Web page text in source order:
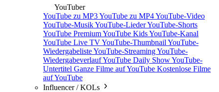
YouTuber
YouTube zu MP3YouTube zu MP4YouTube-Video
YouTube-MusikYouTube-LiederYouTube-Shorts
YouTube PremiumYouTube KidsYouTube-Kanal
YouTube Live TVYouTube-Thumbnail YouTube-
WiedergabelisteYouTube-StreamingYouTube-
WiedergabeverlaufYouTube Daily ShowYouTube-
Untertitel Ganze Filme auf YouTube Kostenlose Filme
auf YouTube
Influencer / KOLs